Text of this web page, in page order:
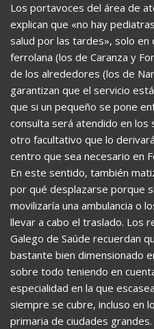
Los portavoces del área de
explican que «no hay
salud por las tardes», solo en
ferrolana (los de Caranza y
de los alrededores (los de
garantizan que el servicio
que si un pequeño se pone
consulta será atendido en los
otro facultativo que lo
centro que sea necesario en
En este sentido, también
por qué desplazarse porque
movilizaría una ambulancia o
llevar a cabo el traslado. Los
Galego de Saúde recuerdan
bastante bien dimensionado
sobre todo teniendo en
especialidad en la que
siempre se cubre, incluso en
primaria de ciudades grandes.